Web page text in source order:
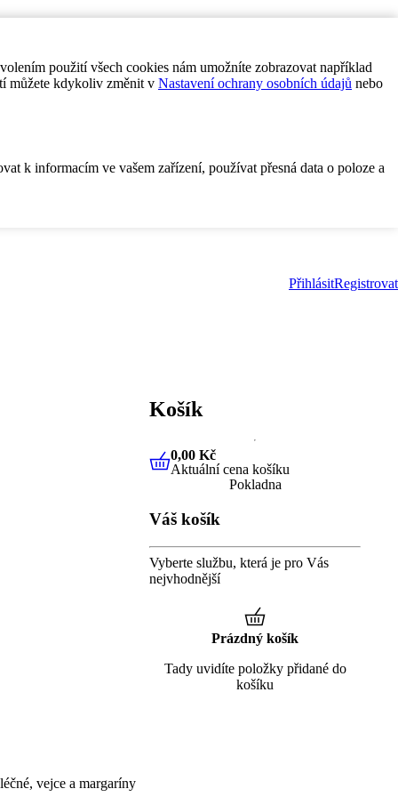
použití všech cookies nám umožníte zobrazovat například
můžete kdykoliv změnit v Nastavení ochrany osobních údajů nebo
k informacím ve vašem zařízení, používat přesná data o poloze a
PřihlásitRegistrovat
vejce a margaríny
Košík
0,00 KčAktuální cena košíku
0,00 Kč
Aktuální cena košíku
Pokladna
Váš košík
Vyberte službu, která je pro Vás
nejvhodnější
Prázdný košík
Tady uvidíte položky přidané do
košíku